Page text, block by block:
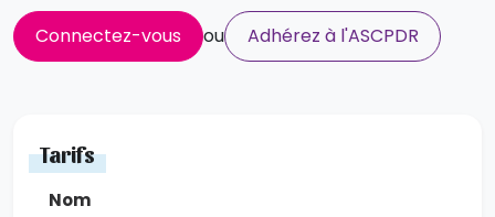
Connectez-vous ou Adhérez à l'ASCPDR
Tarifs